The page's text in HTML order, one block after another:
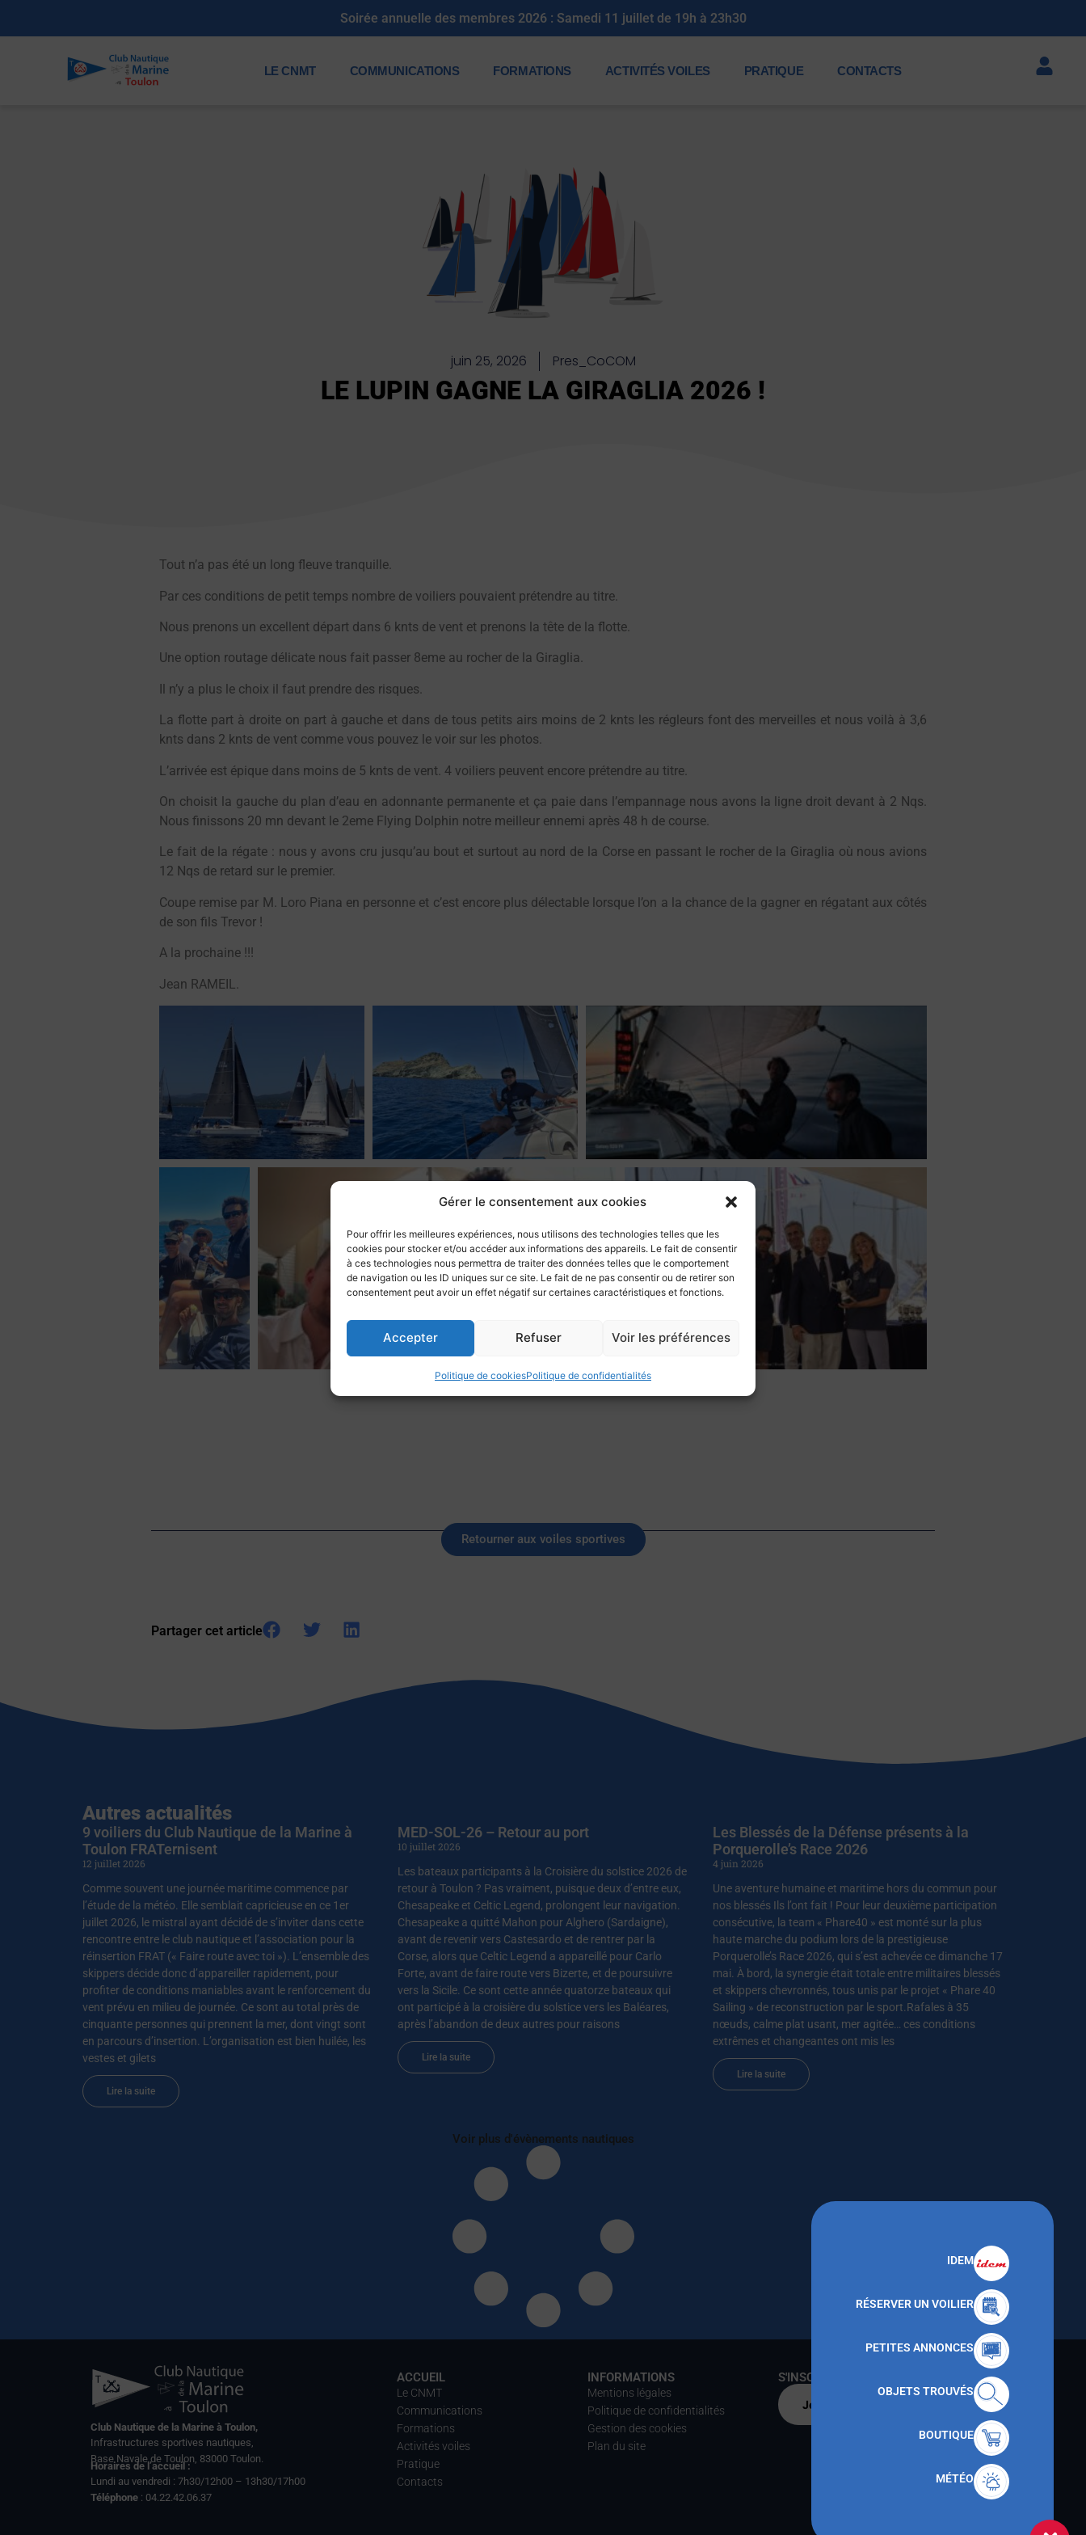
Gérer le consentement aux cookies
Pour offrir les meilleures expériences, nous utilisons des technologies telles que les
cookies pour stocker et/ou accéder aux informations des appareils. Le fait de consentir
à ces technologies nous permettra de traiter des données telles que le comportement
de navigation ou les ID uniques sur ce site. Le fait de ne pas consentir ou de retirer son
consentement peut avoir un effet négatif sur certaines caractéristiques et fonctions.
Accepter Refuser Voir les préférences
Politique de cookiesPolitique de confidentialités
Soirée annuelle des membres 2026 : Samedi 11 juillet de 19h à 23h30
LE CNMT COMMUNICATIONS FORMATIONS ACTIVITÉS VOILES PRATIQUE CONTACTS
juin 25, 2026 Pres_CoCOM
LE LUPIN GAGNE LA GIRAGLIA 2026 !
Tout n’a pas été un long fleuve tranquille.
Par ces conditions de petit temps nombre de voiliers pouvaient prétendre au titre.
Nous prenons un excellent départ dans 6 knts de vent et prenons la tête de la flotte.
Une option routage délicate nous fait passer 8eme au rocher de la Giraglia.
Il n’y a plus le choix il faut prendre des risques.
La flotte part à droite on part à gauche et dans de tous petits airs moins de 2 knts les régleurs font des merveilles et nous voilà à 3,6
knts dans 2 knts de vent comme vous pouvez le voir sur les photos.
L’arrivée est épique dans moins de 5 knts de vent. 4 voiliers peuvent encore prétendre au titre.
On choisit la gauche du plan d’eau en adonnante permanente et ça paie dans l’empannage nous avons la ligne droit devant à 2 Nqs.
Nous finissons 20 mn devant le 2eme Flying Dolphin notre meilleur ennemi après 48 h de course.
Le fait de la régate : nous y avons cru jusqu’au bout et surtout au nord de la Corse en passant le rocher de la Giraglia où nous avions
12 Nqs de retard sur le premier.
Coupe remise par M. Loro Piana en personne et c’est encore plus délectable lorsque l’on a la chance de la gagner en régatant aux côtés
de son fils Trevor !
A la prochaine !!!
Jean RAMEIL.
Retourner aux voiles sportives
Partager cet article
Autres actualités
9 voiliers du Club Nautique de la Marine à
Toulon FRATernisent
12 juillet 2026
Comme souvent une journée maritime commence par
l’étude de la météo. Elle semblait capricieuse en ce 1er
juillet 2026, le mistral ayant décidé de s’inviter dans cette
rencontre entre le club nautique et l’association pour la
réinsertion FRAT (« Faire route avec toi »). L’ensemble des
skippers décide donc d’appareiller rapidement, pour
profiter de conditions maniables avant le renforcement du
vent prévu en milieu de journée. Ce sont au total près de
cinquante personnes qui prennent la mer, dont vingt sont
en parcours d’insertion. L’organisation est bien huilée, les
vestes et gilets
Lire la suite
MED-SOL-26 – Retour au port
10 juillet 2026
Les bateaux participants à la Croisière du solstice 2026 de
retour à Toulon ? Pas vraiment, puisque deux d’entre eux,
Chesapeake et Celtic Legend, prolongent leur navigation.
Chesapeake a quitté Mahon pour Alghero (Sardaigne),
avant de revenir vers Castesardo et de rentrer par la
Corse, alors que Celtic Legend a appareillé pour Carlo
Forte, avant de faire route vers Bizerte, et de poursuivre
vers la Sicile. Ce sont cette année quatorze bateaux qui
ont participé à la croisière du solstice vers les Baléares,
après l’abandon de deux autres pour raisons
Lire la suite
Les Blessés de la Défense présents à la
Porquerolle’s Race 2026
4 juin 2026
Une aventure humaine et maritime hors du commun pour
nos blessés Ils l’ont fait ! Pour leur deuxième participation
consécutive, la team « Phare40 » est monté sur la plus
haute marche du podium lors de la prestigieuse
Porquerolle’s Race 2026, qui s’est achevée ce dimanche 17
mai. À bord, la synergie était totale entre militaires blessés
et skippers chevronnés, tous unis par le projet « Phare 40
Sailing » de reconstruction par le sport.Rafales à 35
nœuds, calme plat usant, mer agitée… ces conditions
extrêmes et changeantes ont mis les
Lire la suite
Voir plus d'évènements nautiques
IDEM
RÉSERVER UN VOILIER
PETITES ANNONCES
OBJETS TROUVÉS
BOUTIQUE
MÉTÉO
Club Nautique de la Marine à Toulon,
Infrastructures sportives nautiques,
Base Navale de Toulon, 83000 Toulon.
Horaires de l’accueil :
Lundi au vendredi : 7h30/12h00 – 13h30/17h00
Téléphone : 04.22.42.06.37
ACCUEIL
Le CNMT
Communications
Formations
Activités voiles
Pratique
Contacts
INFORMATIONS
Mentions légales
Politique de confidentialités
Gestion des cookies
Plan du site
S'INSCRIRE AU CNMT
Je m'inscris par